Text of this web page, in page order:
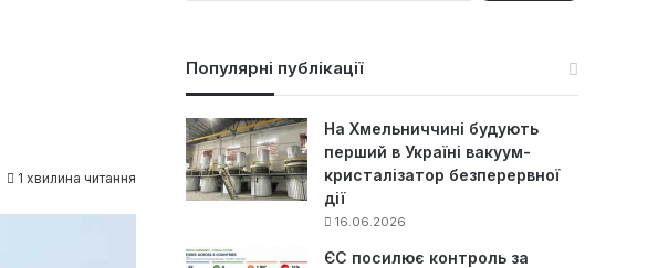
1 хвилина читання
Популярні публікації
На Хмельниччині будують
перший в Україні вакуум-
кристалізатор безперервної
дії
16.06.2026
ЄС посилює контроль за